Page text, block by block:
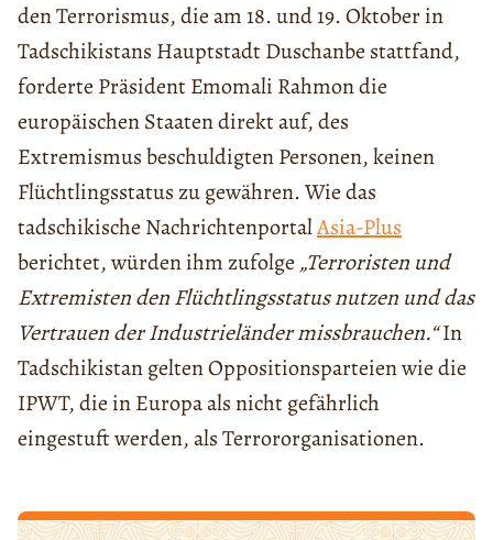
den Terrorismus, die am 18. und 19. Oktober in
Tadschikistans Hauptstadt Duschanbe stattfand,
forderte Präsident Emomali Rahmon die
europäischen Staaten direkt auf, des
Extremismus beschuldigten Personen, keinen
Flüchtlingsstatus zu gewähren. Wie das
tadschikische NachrichtenportalAsia-Plus
berichtet, würden ihm zufolge „Terroristen und
Extremisten den Flüchtlingsstatus nutzen und das
Vertrauen der Industrieländer missbrauchen.“In
Tadschikistan gelten Oppositionsparteien wie die
IPWT, die in Europa als nicht gefährlich
eingestuft werden, als Terrororganisationen.